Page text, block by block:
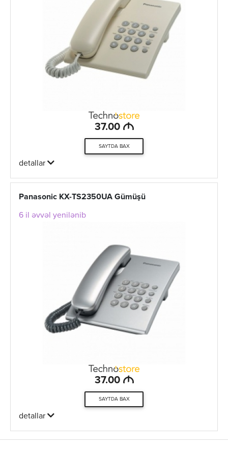
37.00 M
SAYTDA BAX
detallar
Panasonic KX-TS2350UA Gümüşü
6 il əvvəl yenilənib
37.00 M
SAYTDA BAX
detallar